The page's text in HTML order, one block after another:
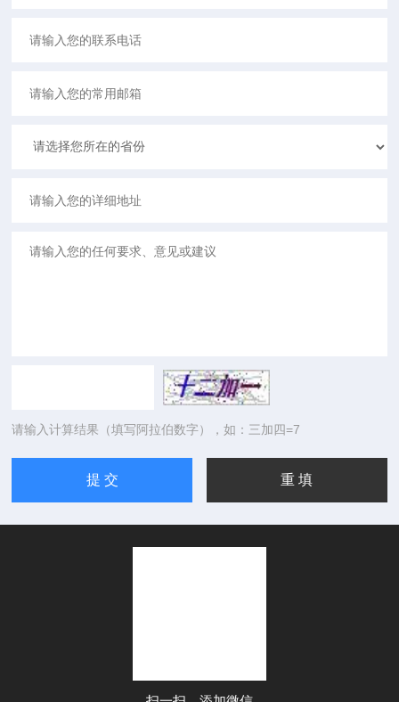
请输入计算结果（填写阿拉伯数字），如：三加四=7